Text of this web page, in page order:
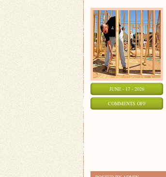
JUNE - 17 - 2026
COMMENTS OFFON